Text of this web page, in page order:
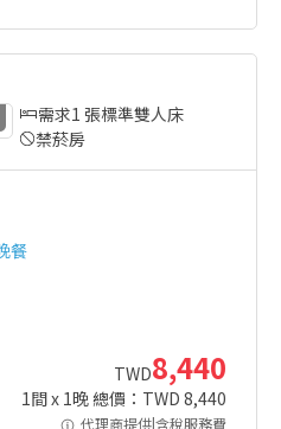
需求1 張標準雙人床
禁菸房
餐
TWD8,440
1間 x 1晚 總價：TWD 8,440
代理商提供|含稅服務費